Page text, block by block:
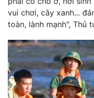
vui chơi, cây xanh...
toàn, lành mạnh", Thủ